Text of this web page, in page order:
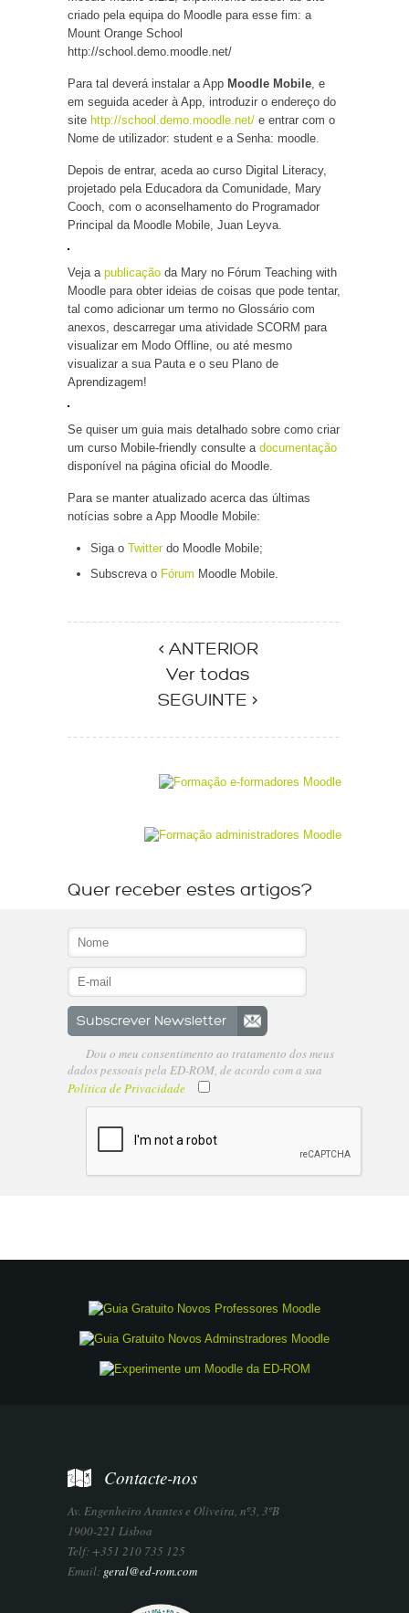
criado pela equipa do Moodle para esse fim: a
Mount Orange School
http://school.demo.moodle.net/
Para tal deverá instalar a App Moodle Mobile, e
em seguida aceder à App, introduzir o endereço do
site http://school.demo.moodle.net/ e entrar com o
Nome de utilizador: student e a Senha: moodle.
Depois de entrar, aceda ao curso Digital Literacy,
projetado pela Educadora da Comunidade, Mary
Cooch, com o aconselhamento do Programador
Principal da Moodle Mobile, Juan Leyva.
Veja a publicação da Mary no Fórum Teaching with
Moodle para obter ideias de coisas que pode tentar,
tal como adicionar um termo no Glossário com
anexos, descarregar uma atividade SCORM para
visualizar em Modo Offline, ou até mesmo
visualizar a sua Pauta e o seu Plano de
Aprendizagem!
Se quiser um guia mais detalhado sobre como criar
um curso Mobile-friendly consulte a documentação
disponível na página oficial do Moodle.
Para se manter atualizado acerca das últimas
notícias sobre a App Moodle Mobile:
Siga o Twitterdo Moodle Mobile;
Subscreva o Fórum Moodle Mobile.
< ANTERIOR
Ver todas
SEGUINTE >
Quer receber estes artigos?
Dou o meu consentimento ao tratamento dos meus
dados pessoais pela ED-ROM, de acordo com a sua
Política de Privacidade
Contacte-nos
Av. Engenheiro Arantes e Oliveira, nº3, 3ºB
1900-221 Lisboa
Telf: +351 210 735 125
Email: geral@ed-rom.com